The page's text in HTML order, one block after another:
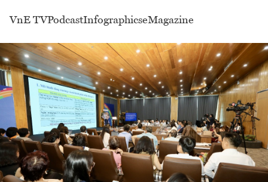
VnE TVPodcastInfographicseMagazine